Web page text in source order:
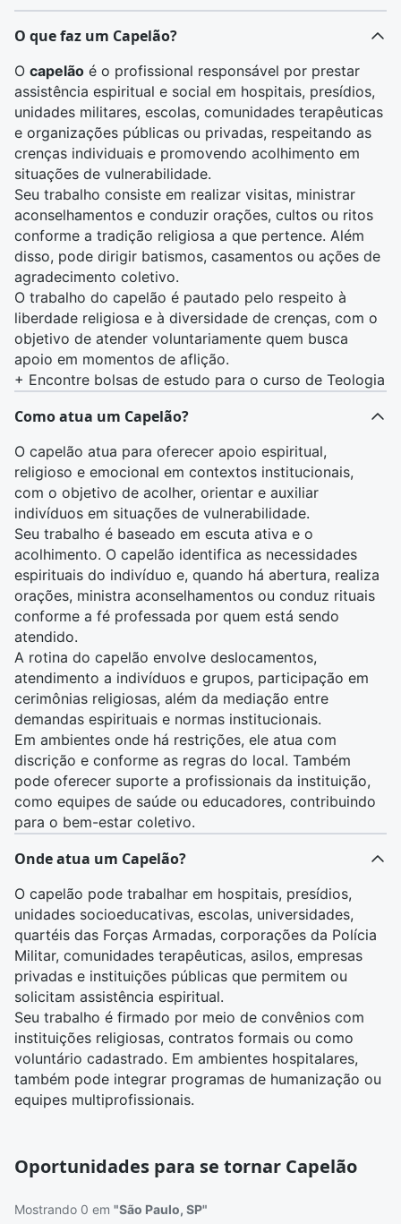
O que faz um Capelão?
O capelão é o profissional responsável por prestar
assistência espiritual e social em hospitais, presídios,
unidades militares, escolas, comunidades terapêuticas
e organizações públicas ou privadas, respeitando as
crenças individuais e promovendo acolhimento em
situações de vulnerabilidade.
Seu trabalho consiste em realizar visitas, ministrar
aconselhamentos e conduzir orações, cultos ou ritos
conforme a tradição religiosa a que pertence. Além
disso, pode dirigir batismos, casamentos ou ações de
agradecimento coletivo.
O trabalho do capelão é pautado pelo respeito à
liberdade religiosa e à diversidade de crenças, com o
objetivo de atender voluntariamente quem busca
apoio em momentos de aflição.
+ Encontre bolsas de estudo para o curso de Teologia
Como atua um Capelão?
O capelão atua para oferecer apoio espiritual,
religioso e emocional em contextos institucionais,
com o objetivo de acolher, orientar e auxiliar
indivíduos em situações de vulnerabilidade.
Seu trabalho é baseado em escuta ativa e o
acolhimento. O capelão identifica as necessidades
espirituais do indivíduo e, quando há abertura, realiza
orações, ministra aconselhamentos ou conduz rituais
conforme a fé professada por quem está sendo
atendido.
A rotina do capelão envolve deslocamentos,
atendimento a indivíduos e grupos, participação em
cerimônias religiosas, além da mediação entre
demandas espirituais e normas institucionais.
Em ambientes onde há restrições, ele atua com
discrição e conforme as regras do local. Também
pode oferecer suporte a profissionais da instituição,
como equipes de saúde ou educadores, contribuindo
para o bem-estar coletivo.
Onde atua um Capelão?
O capelão pode trabalhar em hospitais, presídios,
unidades socioeducativas, escolas, universidades,
quartéis das Forças Armadas, corporações da Polícia
Militar, comunidades terapêuticas, asilos, empresas
privadas e instituições públicas que permitem ou
solicitam assistência espiritual.
Seu trabalho é firmado por meio de convênios com
instituições religiosas, contratos formais ou como
voluntário cadastrado. Em ambientes hospitalares,
também pode integrar programas de humanização ou
equipes multiprofissionais.
Oportunidades para se tornar Capelão
Mostrando 0 em "São Paulo, SP"